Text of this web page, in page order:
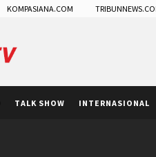
KOMPASIANA.COM
TALK SHOW INTERNASIONAL